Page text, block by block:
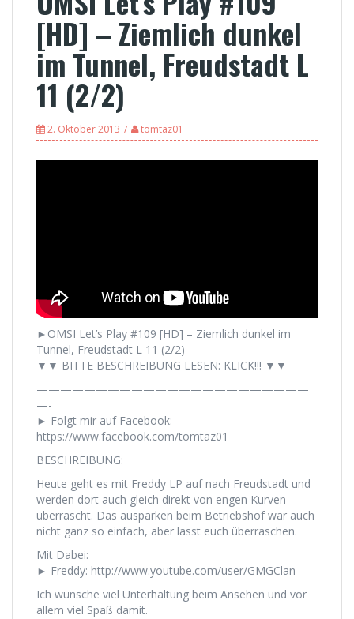
[HD] – Ziemlich dunkel
im Tunnel, Freudstadt L
11 (2/2)
2. Oktober 2013 tomtaz01
►OMSI Let’s Play #109 [HD] – Ziemlich dunkel im
Tunnel, Freudstadt L 11 (2/2)
▼▼ BITTE BESCHREIBUNG LESEN: KLICK!!! ▼▼
———————————————————————
—-
► Folgt mir auf Facebook:
https://www.facebook.com/tomtaz01
BESCHREIBUNG:
Heute geht es mit Freddy LP auf nach Freudstadt und
werden dort auch gleich direkt von engen Kurven
überrascht. Das ausparken beim Betriebshof war auch
nicht ganz so einfach, aber lasst euch überraschen.
Mit Dabei:
► Freddy: http://www.youtube.com/user/GMGClan
Ich wünsche viel Unterhaltung beim Ansehen und vor
allem viel Spaß damit.